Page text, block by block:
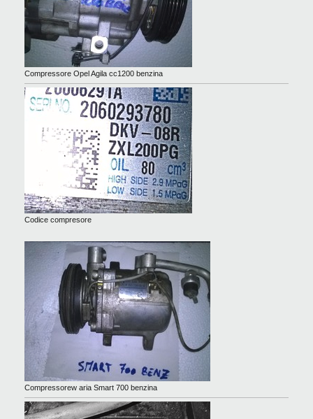
Compressore Opel Agila cc1200 benzina
Codice compresore
Compressorew aria Smart 700 benzina